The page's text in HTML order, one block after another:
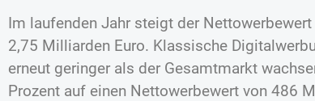
Im laufenden Jahr steigt der
2,75 Milliarden Euro. Klassische
erneut geringer als der Gesamtmarkt
Prozent auf einen Nettowerbewert von 486